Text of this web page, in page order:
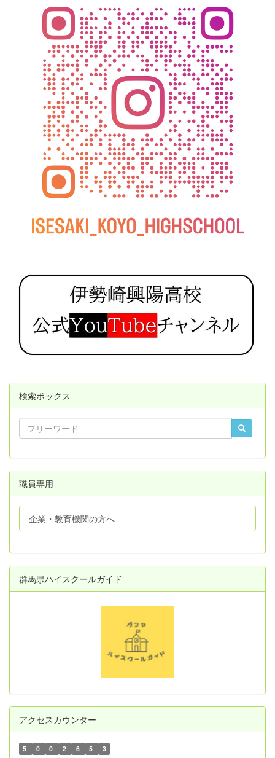
検索ボックス
職員専用
企業・教育機関の方へ
群馬県ハイスクールガイド
アクセスカウンター
5 0 0 2 6 5 3